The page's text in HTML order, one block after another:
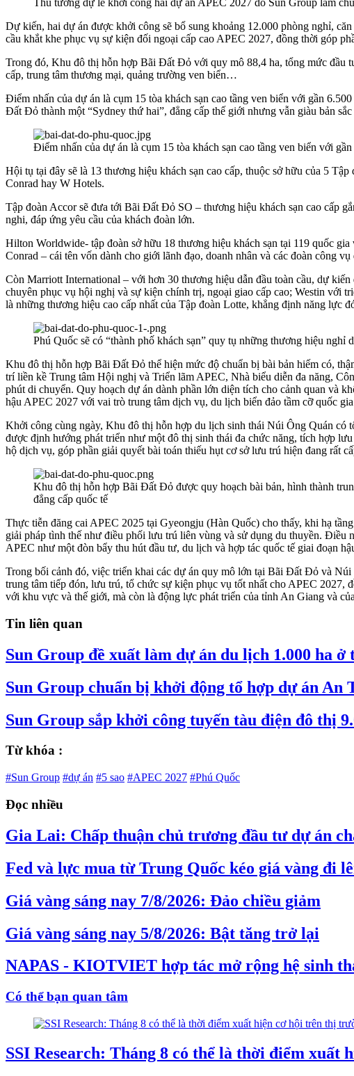
Thủ tướng dự lễ khởi công hai dự án APEC 2027 do Sun Group làm
Dự kiến, hai dự án được khởi công sẽ bổ sung khoảng 12.000 phòng nghỉ,
cầu khắt khe phục vụ sự kiện đối ngoại cấp cao APEC 2027, đồng thời góp
Trong đó, Khu đô thị hỗn hợp Bãi Đất Đỏ với quy mô 88,4 ha, tổng mức đầu
cấp, trung tâm thương mại, quảng trường ven biển…
Điểm nhấn của dự án là cụm 15 tòa khách sạn cao tầng ven biển với gần
Đất Đỏ thành một “Sydney thứ hai”, đẳng cấp thế giới nhưng vẫn giàu bản sắc
Điểm nhấn của dự án là cụm 15 tòa khách sạn cao tầng ven biển với
Hội tụ tại đây sẽ là 13 thương hiệu khách sạn cao cấp, thuộc sở hữu của 5
Conrad hay W Hotels.
Tập đoàn Accor sẽ đưa tới Bãi Đất Đỏ SO – thương hiệu khách sạn cao cấp
nghi, đáp ứng yêu cầu của khách đoàn lớn.
Hilton Worldwide- tập đoàn sở hữu 18 thương hiệu khách sạn tại 119 quốc
Conrad – cái tên vốn dành cho giới lãnh đạo, doanh nhân và các đoàn công vụ
Còn Marriott International – với hơn 30 thương hiệu dẫn đầu toàn cầu, dự
chuyên phục vụ hội nghị và sự kiện chính trị, ngoại giao cấp cao; Westin với
là những thương hiệu cao cấp nhất của Tập đoàn Lotte, khẳng định năng lực
Phú Quốc sẽ có “thành phố khách sạn” quy tụ những thương hiệu nghỉ
Khu đô thị hỗn hợp Bãi Đất Đỏ thể hiện mức độ chuẩn bị bài bản hiếm có,
trí liền kề Trung tâm Hội nghị và Triển lãm APEC, Nhà biểu diễn đa năng,
phút di chuyển. Quy hoạch dự án dành phần lớn diện tích cho cảnh quan và
hậu APEC 2027 với vai trò trung tâm dịch vụ, du lịch biển đảo tầm cỡ quốc
Khởi công cùng ngày, Khu đô thị hỗn hợp du lịch sinh thái Núi Ông Quán
được định hướng phát triển như một đô thị sinh thái đa chức năng, tích hợp
hộ dịch vụ, góp phần giải quyết bài toán thiếu hụt cơ sở lưu trú hiện đang rất
Khu đô thị hỗn hợp Bãi Đất Đỏ được quy hoạch bài bản, hình thành
đẳng cấp quốc tế
Thực tiễn đăng cai APEC 2025 tại Gyeongju (Hàn Quốc) cho thấy, khi hạ
giải pháp tình thế như điều phối lưu trú liên vùng và sử dụng du thuyền. Điều
APEC như một đòn bẩy thu hút đầu tư, du lịch và hợp tác quốc tế giai đoạn
Trong bối cảnh đó, việc triển khai các dự án quy mô lớn tại Bãi Đất Đỏ và
trung tâm tiếp đón, lưu trú, tổ chức sự kiện phục vụ tốt nhất cho APEC 2027,
với khu vực và thế giới, mà còn là động lực phát triển của tỉnh An Giang và
Tin liên quan
Sun Group đề xuất làm dự án du lịch 1.000 ha ở
Sun Group chuẩn bị khởi động tổ hợp dự án An
Sun Group sắp khởi công tuyến tàu điện đô thị
Từ khóa :
#Sun Group #dự án #5 sao #APEC 2027 #Phú Quốc
Đọc nhiều
Gia Lai: Chấp thuận chủ trương đầu tư dự án
Fed và lực mua từ Trung Quốc kéo giá vàng đi
Giá vàng sáng nay 7/8/2026: Đảo chiều giảm
Giá vàng sáng nay 5/8/2026: Bật tăng trở lại
NAPAS - KIOTVIET hợp tác mở rộng hệ sinh
Có thể bạn quan tâm
SSI Research: Tháng 8 có thể là thời điểm